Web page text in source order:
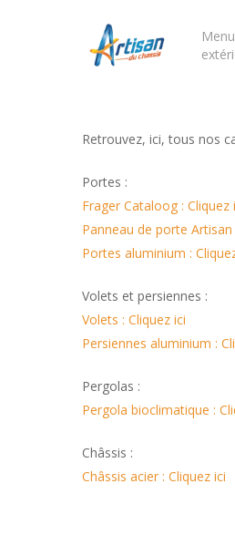
Hit enter to search or ESC
Retrouvez, ici, tous nos
Portes :
Frager Cataloog : Cliquez
Panneau de porte Artisan
Portes aluminium :
Volets et persiennes :
Volets : Cliquez ici
Persiennes aluminium :
Pergolas :
Pergola bioclimatique :
Châssis :
Châssis acier : Cliquez ici